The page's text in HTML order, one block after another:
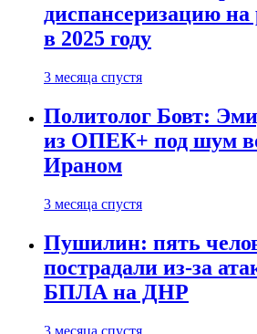
диспансеризацию на
в 2025 году
3 месяца спустя
Политолог Бовт:
из ОПЕК+ под шум
Ираном
3 месяца спустя
Пушилин: пять
пострадали из-за
БПЛА на ДНР
3 месяца спустя